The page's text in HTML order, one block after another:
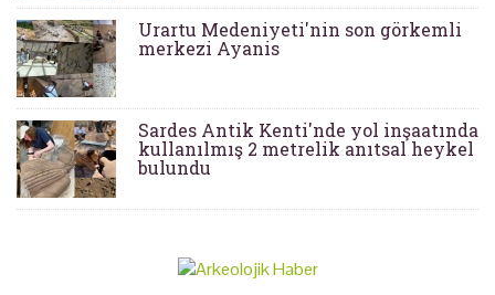
Urartu Medeniyeti'nin son görkemli
merkezi Ayanis
Sardes Antik Kenti'nde yol inşaatında
kullanılmış 2 metrelik anıtsal heykel
bulundu